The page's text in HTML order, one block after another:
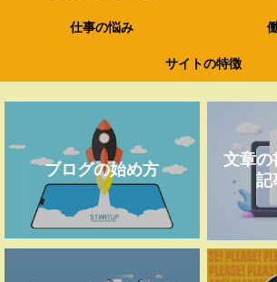
仕事の悩み
サイトの特徴
ブログの始め方
文章の
記